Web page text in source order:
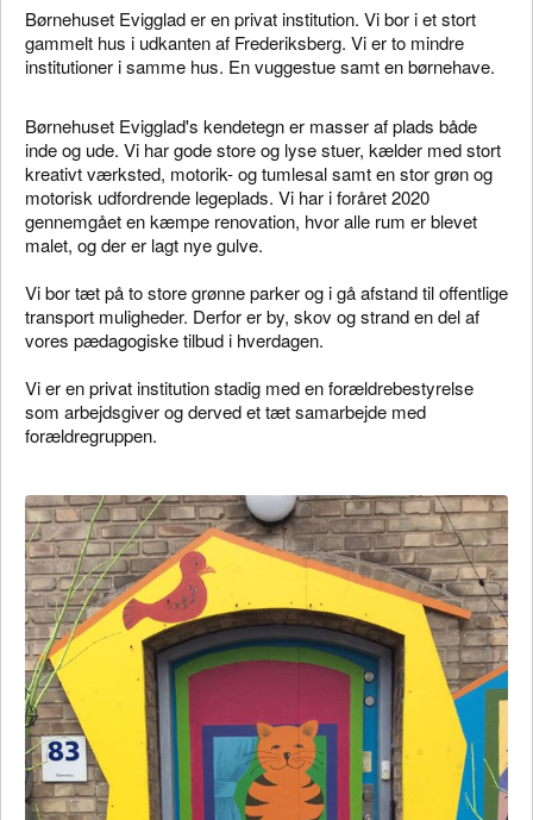
Børnehuset Evigglad er en privat institution. Vi bor i et stort
gammelt hus i udkanten af Frederiksberg. Vi er to mindre
institutioner i samme hus. En vuggestue samt en børnehave.
Børnehuset Evigglad's kendetegn er masser af plads både
inde og ude. Vi har gode store og lyse stuer, kælder med stort
kreativt værksted, motorik- og tumlesal samt en stor grøn og
motorisk udfordrende legeplads. Vi har i foråret 2020
gennemgået en kæmpe renovation, hvor alle rum er blevet
malet, og der er lagt nye gulve.
Vi bor tæt på to store grønne parker og i gå afstand til offentlige
transport muligheder. Derfor er by, skov og strand en del af
vores pædagogiske tilbud i hverdagen.
Vi er en privat institution stadig med en forældrebestyrelse
som arbejdsgiver og derved et tæt samarbejde med
forældregruppen.